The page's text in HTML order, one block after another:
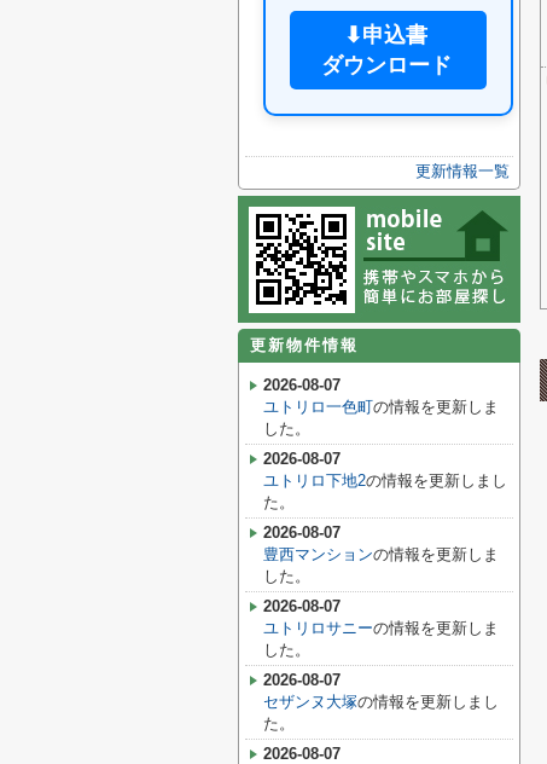
⬇申込書
ダウンロード
更新情報一覧
更新物件情報
2026-08-07
ユトリロ一色町の情報を更新しま
した。
2026-08-07
ユトリロ下地2の情報を更新しまし
た。
2026-08-07
豊西マンションの情報を更新しま
した。
2026-08-07
ユトリロサニーの情報を更新しま
した。
2026-08-07
セザンヌ大塚の情報を更新しまし
た。
2026-08-07